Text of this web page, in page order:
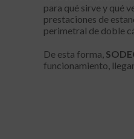
para qué sirve y qué
prestaciones de
perimetral de doble
De esta forma,
funcionamiento,